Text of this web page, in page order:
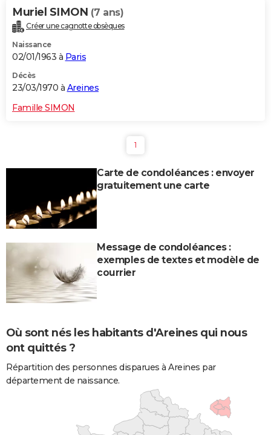
Muriel SIMON (7 ans)
Créer une cagnotte obsèques
Naissance
02/01/1963 à Paris
Décès
23/03/1970 à Areines
Famille SIMON
1
Carte de condoléances : envoyer
gratuitement une carte
Message de condoléances :
exemples de textes et modèle de
courrier
Où sont nés les habitants d'Areines qui nous
ont quittés ?
Répartition des personnes disparues à Areines par
département de naissance.